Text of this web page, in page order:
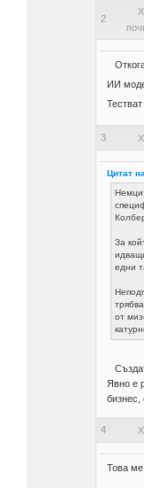
2
ИИ
3
Цитат
За
едни
от
Явно е
бизнес,
4
Това